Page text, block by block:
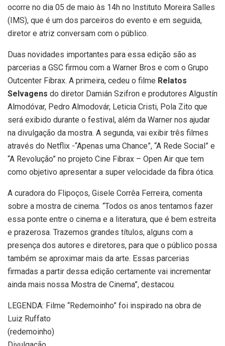
ocorre no dia 05 de maio às 14h no Instituto Moreira Salles
(IMS), que é um dos parceiros do evento e em seguida,
diretor e atriz conversam com o público.
Duas novidades importantes para essa edição são as
parcerias a GSC firmou com a Warner Bros e com o Grupo
Outcenter Fibrax. A primeira, cedeu o filme Relatos
Selvagens do diretor Damián Szifron e produtores Algustín
Almodóvar, Pedro Almodovár, Leticia Cristi, Pola Zito que
será exibido durante o festival, além da Warner nos ajudar
na divulgação da mostra. A segunda, vai exibir três filmes
através do Netflix -“Apenas uma Chance”, “A Rede Social” e
“A Revolução” no projeto Cine Fibrax – Open Air que tem
como objetivo apresentar a super velocidade da fibra ótica.
A curadora do Flipoços, Gisele Corrêa Ferreira, comenta
sobre a mostra de cinema. “Todos os anos tentamos fazer
essa ponte entre o cinema e a literatura, que é bem estreita
e prazerosa. Trazemos grandes títulos, alguns com a
presença dos autores e diretores, para que o público possa
também se aproximar mais da arte. Essas parcerias
firmadas a partir dessa edição certamente vai incrementar
ainda mais nossa Mostra de Cinema”, destacou.
LEGENDA: Filme “Redemoinho” foi inspirado na obra de
Luiz Ruffato
(redemoinho)